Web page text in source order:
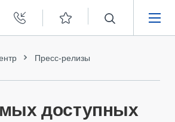
Пресс-релизы
доступных